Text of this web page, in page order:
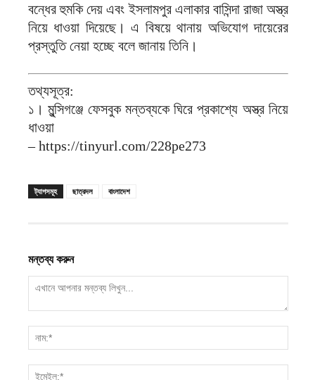
বন্ধের হুমকি দেয় এবং ইসলামপুর এলাকার বাসিন্দা রাজা অস্ত্র
নিয়ে ধাওয়া দিয়েছে। এ বিষয়ে থানায় অভিযোগ দায়েরের
প্রস্তুতি নেয়া হচ্ছে বলে জানায় তিনি।
তথ্যসূত্র:
১। মুন্সিগঞ্জে ফেসবুক মন্তব্যকে ঘিরে প্রকাশ্যে অস্ত্র নিয়ে
ধাওয়া
– https://tinyurl.com/228pe273
ট্যাগসমূহ ছাত্রদল বাংলাদেশ
মন্তব্য করুন